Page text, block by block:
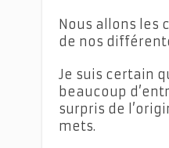
Nous allons les
de nos
Je suis certain
beaucoup
surpris de
mets.